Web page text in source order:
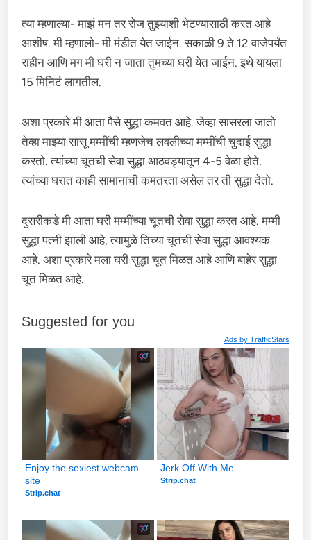
त्या म्हणाल्या- माझं मन तर रोज तुझ्याशी भेटण्यासाठी करत आहे
आशीष. मी म्हणालो- मी मंडीत येत जाईन. सकाळी 9 ते 12 वाजेपर्यंत
राहीन आणि मग मी घरी न जाता तुमच्या घरी येत जाईन. इथे यायला
15 मिनिटं लागतील.
अशा प्रकारे मी आता पैसे सुद्धा कमवत आहे. जेव्हा सासरला जातो
तेव्हा माझ्या सासू मम्मींची म्हणजेच लवलीच्या मम्मींची चुदाई सुद्धा
करतो. त्यांच्या चूतची सेवा सुद्धा आठवड्यातून 4-5 वेळा होते.
त्यांच्या घरात काही सामानाची कमतरता असेल तर ती सुद्धा देतो.
दुसरीकडे मी आता घरी मम्मींच्या चूतची सेवा सुद्धा करत आहे. मम्मी
सुद्धा पत्नी झाली आहे, त्यामुळे तिच्या चूतची सेवा सुद्धा आवश्यक
आहे. अशा प्रकारे मला घरी सुद्धा चूत मिळत आहे आणि बाहेर सुद्धा
चूत मिळत आहे.
Suggested for you
Ads by TrafficStars
Enjoy the sexiest webcam
site
Strip.chat
Jerk Off With Me
Strip.chat